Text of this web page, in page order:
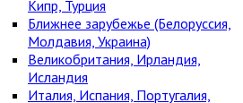
Кипр, Турция
Ближнее зарубежье (Белоруссия,
Молдавия, Украина)
Великобритания, Ирландия,
Исландия
Италия, Испания, Португалия,